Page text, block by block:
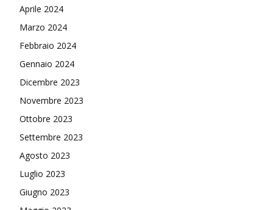
Aprile 2024
Marzo 2024
Febbraio 2024
Gennaio 2024
Dicembre 2023
Novembre 2023
Ottobre 2023
Settembre 2023
Agosto 2023
Luglio 2023
Giugno 2023